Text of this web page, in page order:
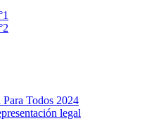
Todos 2024
legal